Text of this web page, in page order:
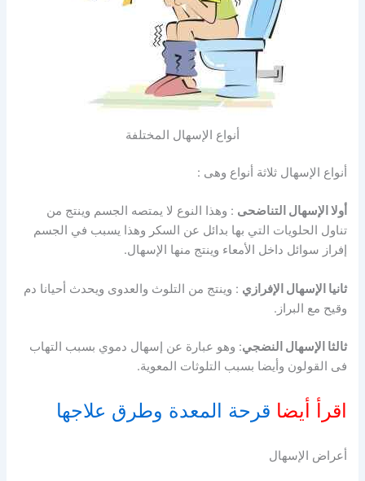
أنواع الإسهال المختلفة
أنواع الإسهال ثلاثة أنواع وهى :
أولا الإسهال التناضحى : وهذا النوع لا يمتصه الجسم وينتج من
تناول الحلويات التي بها بدائل عن السكر وهذا يسبب في الجسم
إفراز سوائل داخل الأمعاء وينتج منها الإسهال.
ثانيا الإسهال الإفرازي : وينتج من التلوث والعدوى ويحدث أحيانا دم
وقيح مع البراز.
ثالثا الإسهال النضجي: وهو عبارة عن إسهال دموي بسبب التهاب
فى القولون وأيضا بسبب التلوثات المعوية.
اقرأ أيضا قرحة المعدة وطرق علاجها
أعراض الإسهال